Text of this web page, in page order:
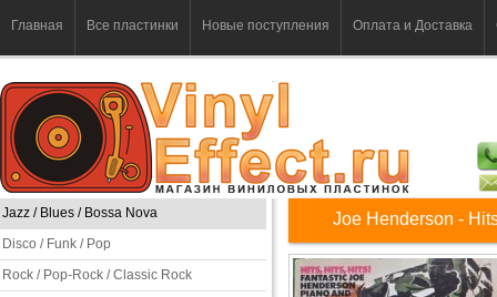
Главная Все пластинки Новые поступления Оплата и Доставка
Jazz / Blues / Bossa Nova
Disco / Funk / Pop
Rock / Pop-Rock / Classic Rock
Joe Henderson -